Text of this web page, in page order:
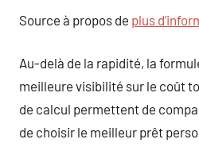
Source à propos de plus
Au-delà de la rapidité, la
meilleure visibilité sur le coût
de calcul permettent de
de choisir le meilleur prêt